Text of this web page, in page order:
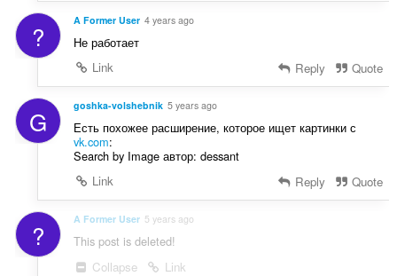
? A Former User 4 years ago
Не работает
Link
Reply Quote
G goshka-volshebnik 5 years ago
Есть похожее расширение, которое ищет картинки с
vk.com:
Search by Image автор: dessant
Link
Reply Quote
? A Former User 5 years ago
This post is deleted!
Collapse
Link